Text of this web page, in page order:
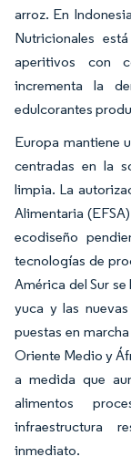
arroz. En
Nutricionales
aperitivos con
incrementa la
edulcorantes
Europa mantiene
centradas en la
limpia. La
Alimentaria
ecodiseño
tecnologías de
América del Sur
yuca y las
puestas en
Oriente Medio y
a medida que
alimentos
infraestructura
inmediato.